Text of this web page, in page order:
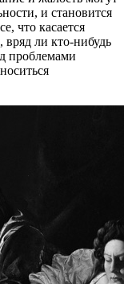
и становится
что касается
вряд ли кто-нибудь
проблемами